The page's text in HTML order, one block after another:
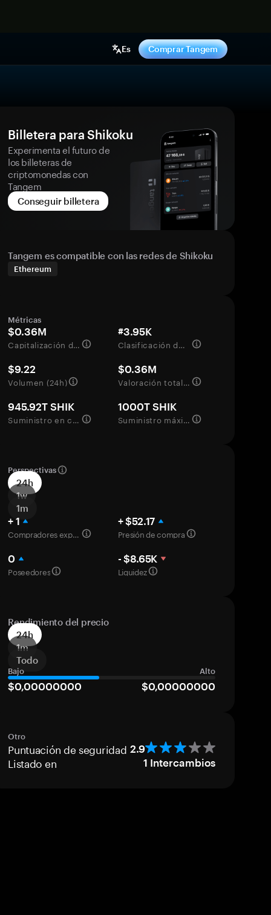
Es Comprar Tangem
Billetera para Shikoku
Experimenta el futuro de
los billeteras de
criptomonedas con
Tangem
Conseguir billetera
Tangem es compatible con las redes de Shikoku
Ethereum
Métricas
$0.36M
Capitalización de mercado
#3.95K
Clasificación del mercado
$9.22
Volumen (24h)
$0.36M
Valoración totalmente diluida
945.92T SHIK
Suministro en circulación
1000T SHIK
Suministro máximo
Perspectivas
24h
1w
1m
+ 1
Compradores experimentados
+ $52.17
Presión de compra
0
Poseedores
- $8.65K
Liquidez
Rendimiento del precio
24h
1m
Todo
Bajo Alto
$0,00000000 $0,00000000
Otro
Puntuación de seguridad 2.9
Listado en 1 Intercambios